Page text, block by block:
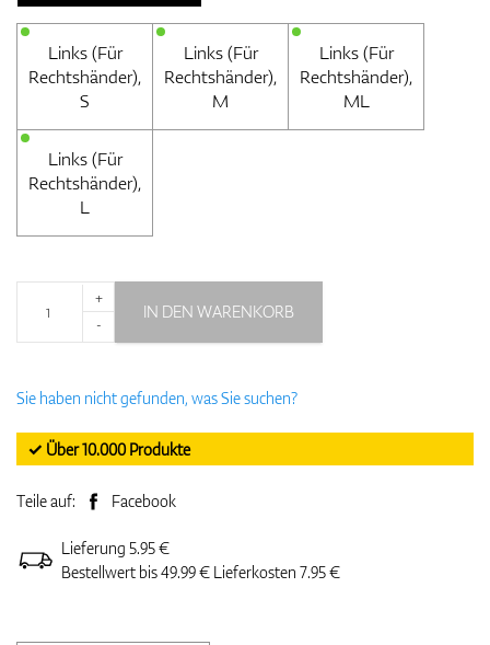
Links (Für
Rechtshänder),
S
Links (Für
Rechtshänder),
M
Links (Für
Rechtshänder),
ML
Links (Für
Rechtshänder),
L
+
-
IN DEN WARENKORB
Sie haben nicht gefunden, was Sie suchen?
✓ Über 10.000 Produkte
Teile auf: Facebook
Lieferung 5.95 €
Bestellwert bis 49.99 € Lieferkosten 7.95 €